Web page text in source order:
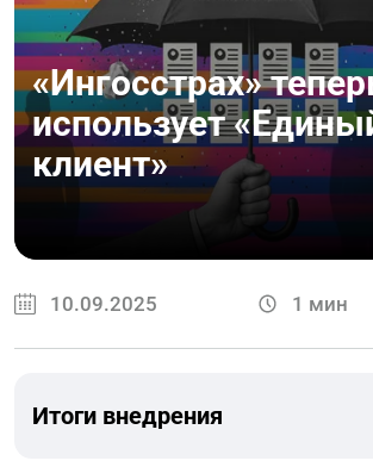
«Ингосстрах»
использует
клиент»
10.09.2025 1 мин
Итоги внедрения